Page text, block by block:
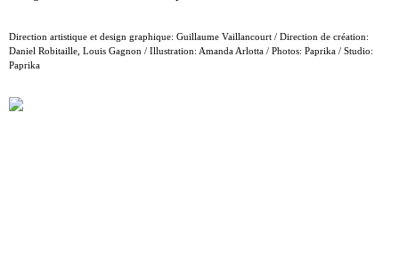
Direction artistique et design graphique: Guillaume Vaillancourt / Direction de création:
Daniel Robitaille, Louis Gagnon / Illustration: Amanda Arlotta / Photos: Paprika / Studio:
Paprika